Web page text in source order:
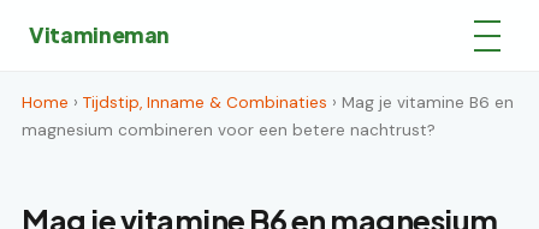
Vitamineman
Home › Tijdstip, Inname & Combinaties › Mag je vitamine B6 en
magnesium combineren voor een betere nachtrust?
Mag je vitamine B6 en magnesium